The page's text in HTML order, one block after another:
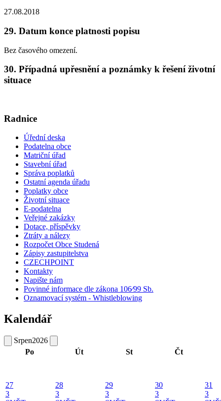
27.08.2018
29. Datum konce platnosti popisu
Bez časového omezení.
30. Případná upřesnění a poznámky k řešení životní
situace
Radnice
Úřední deska
Podatelna obce
Matriční úřad
Stavební úřad
Správa poplatků
Ostatní agenda úřadu
Poplatky obce
Životní situace
E-podatelna
Veřejné zakázky
Dotace, příspěvky
Ztráty a nálezy
Rozpočet Obce Studená
Zápisy zastupitelstva
CZECHPOINT
Kontakty
Napište nám
Povinné informace dle zákona 106⁄99 Sb.
Oznamovací systém - Whistleblowing
Kalendář
Srpen2026
Po
Út St Čt
27
3
28
3
29
3
30
3
31
3